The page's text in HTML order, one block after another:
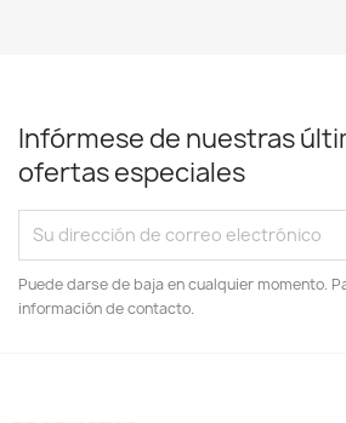
Infórmese de nuestras
ofertas especiales
Puede darse de baja en cualquier momento.
información de contacto.